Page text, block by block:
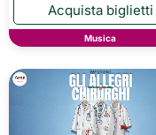
Musica